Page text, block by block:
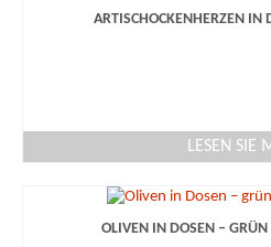
ARTISCHOCKENHERZEN IN
LESEN SIE
OLIVEN IN DOSEN – GRÜN